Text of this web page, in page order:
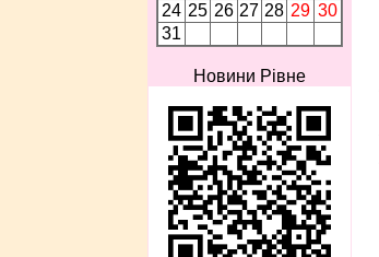
24 25 26 27 28 29 30
31
Новини Рівне